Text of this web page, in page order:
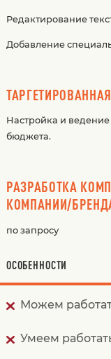
Редактирование
Добавление
Настройка и
бюджета.
РАЗРАБОТКА
КОМПАНИИ/
по запросу
ОСОБЕННОСТИ
Можем
Умеем